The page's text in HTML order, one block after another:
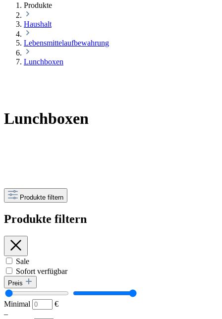
Produkte
Haushalt
Lebensmittelaufbewahrung
Lunchboxen
Lunchboxen
Produkte filtern
Produkte filtern
Sale
Sofort verfügbar
Preis
Minimal
€
–